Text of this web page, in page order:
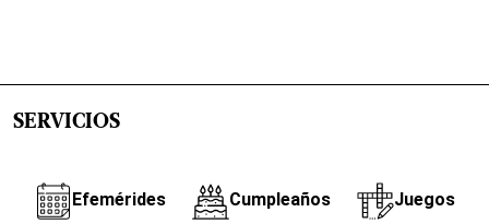
SERVICIOS
Efemérides Cumpleaños Juegos